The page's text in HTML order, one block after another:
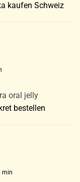
kaufen Schweiz
oral jelly
bestellen
min